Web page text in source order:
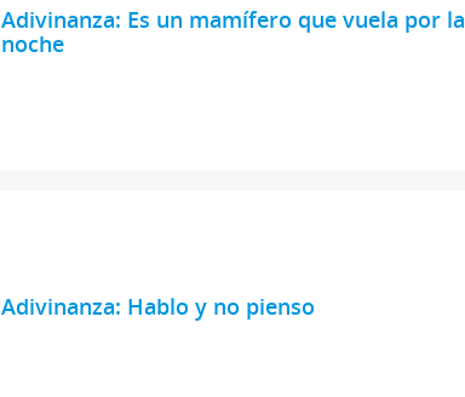
Adivinanza: Es un mamífero que vuela por la
noche
Adivinanza: Hablo y no pienso